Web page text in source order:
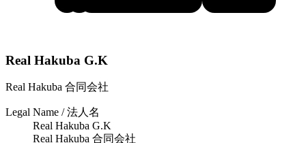
Real Hakuba G.K
Real Hakuba 合同会社
Legal Name / 法人名
Real Hakuba G.K
Real Hakuba 合同会社